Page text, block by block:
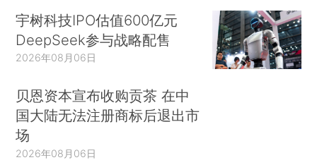
宇树科技IPO估值600亿元
DeepSeek参与战略配售
2026年08月06日
贝恩资本宣布收购贡茶 在中
国大陆无法注册商标后退出市
场
2026年08月06日